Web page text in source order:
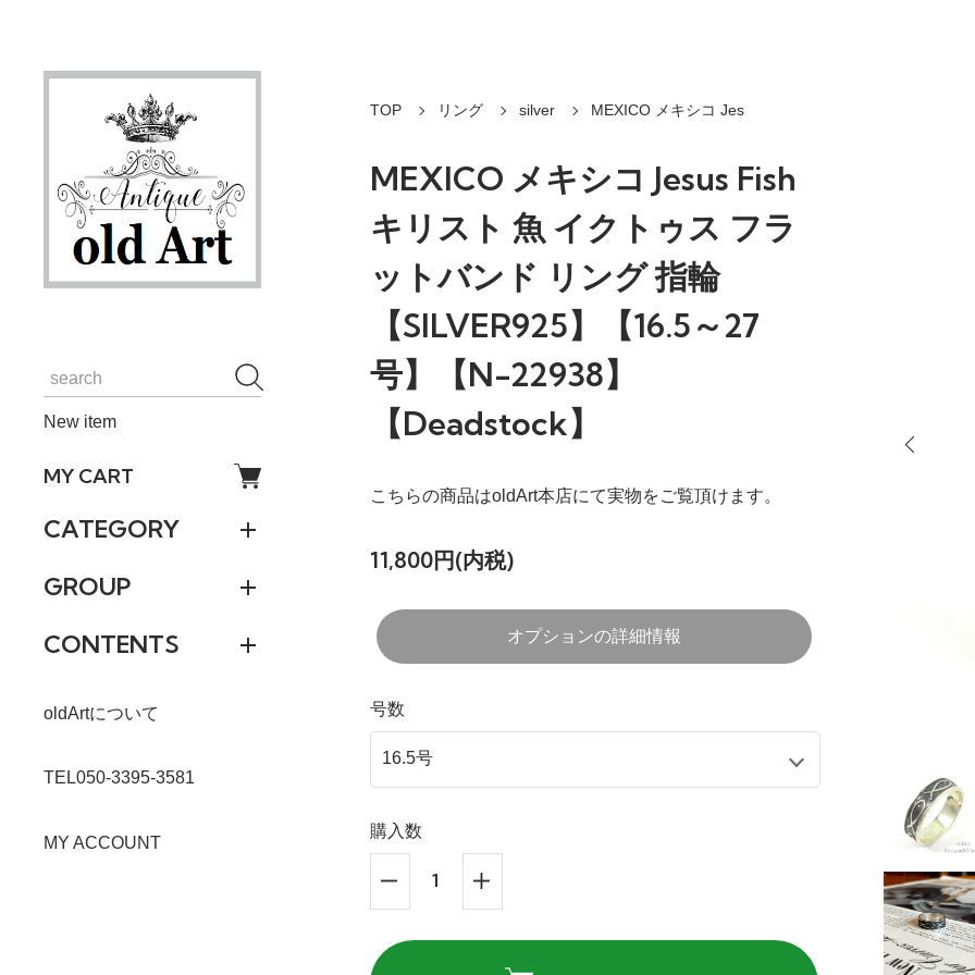
New item
MY CART
CATEGORY
GROUP
CONTENTS
oldArtについて
TEL050-3395-3581
MY ACCOUNT
TOP リング silver MEXICO メキシコ Jes
MEXICO メキシコ Jesus Fish
キリスト 魚 イクトゥス フラ
ットバンド リング 指輪
【SILVER925】【16.5～27
号】【N-22938】
【Deadstock】
こちらの商品はoldArt本店にて実物をご覧頂けます。
11,800円(内税)
オプションの詳細情報
号数
購入数